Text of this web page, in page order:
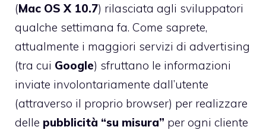
(Mac OS X 10.7) rilasciata agli sviluppatori
qualche settimana fa. Come saprete,
attualmente i maggiori servizi di advertising
(tra cui Google) sfruttano le informazioni
inviate involontariamente dall’utente
(attraverso il proprio browser) per realizzare
delle pubblicità “su misura” per ogni cliente